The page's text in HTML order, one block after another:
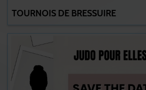
TOURNOIS DE BRESSUIRE